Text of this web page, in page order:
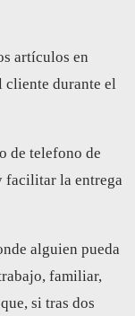
artículos en
durante el
de telefono de
facilitar la entrega
alguien pueda
familiar,
si tras dos